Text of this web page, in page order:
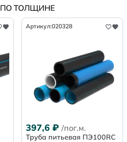
ПО ТОЛЩИНЕ
Артикул:020328
397,6 ₽ /пог.м.
Труба питьевая ПЭ100RC